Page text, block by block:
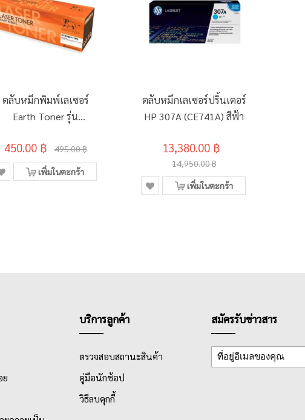
ตลับหมึกพิมพ์เลเซอร์
Earth Toner รุ่น
450.00 ฿ 495.00 ฿
เพิ่มในตะกร้า
ตลับหมึกเลเซอร์ปริ้นเตอร์
HP 307A (CE741A) สีฟ้า
13,380.00 ฿
14,950.00 ฿
เพิ่มในตะกร้า
บริการลูกค้า
ตรวจสอบสถานะสินค้า
คู่มือนักช้อป
วิธีลบคุกกี้
สมัครรับข่าวสาร